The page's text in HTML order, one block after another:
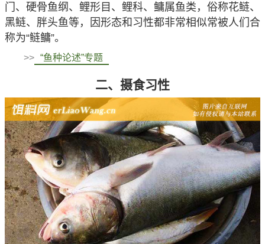
门、硬骨鱼纲、鲤形目、鲤科、鳙属鱼类，俗称花鲢、
黑鲢、胖头鱼等，因形态和习性都非常相似常被人们合
称为“鲢鳙”。
>> “鱼种论述”专题
二、摄食习性